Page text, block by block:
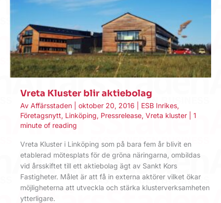
Vreta Kluster blir aktiebolag
Av Affärsstaden oktober 20, 2016 ESB Inrikes,
Företagsnytt, Linköping, Pressrelease, Vreta kluster
1
minute of reading
Vreta Kluster i Linköping som på bara fem år blivit en
etablerad mötesplats för de gröna näringarna, ombildas
vid årsskiftet till ett aktiebolag ägt av Sankt Kors
Fastigheter. Målet är att få in externa aktörer vilket ökar
möjligheterna att utveckla och stärka klusterverksamheten
ytterligare.